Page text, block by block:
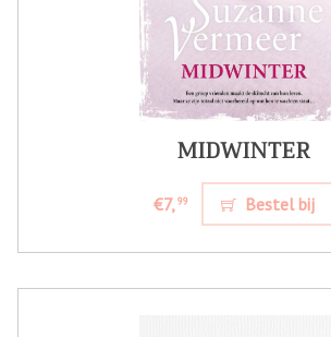
MIDWINTER
€7,99 Bestel bij